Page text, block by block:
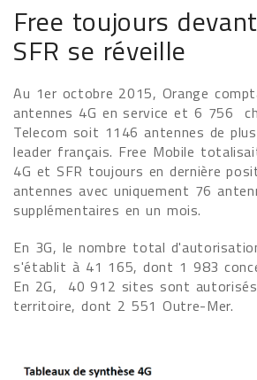
Free toujours
SFR se réveille
Au 1er octobre 2015, Orange
antennes 4G en service et 6 756
Telecom soit 1146 antennes de
leader français. Free Mobile
4G et SFR toujours en dernière
antennes avec uniquement 76
supplémentaires en un mois.
En 3G, le nombre total
s'établit à 41 165, dont 1 983
En 2G, 40 912 sites sont autorisés
territoire, dont 2 551 Outre-Mer.